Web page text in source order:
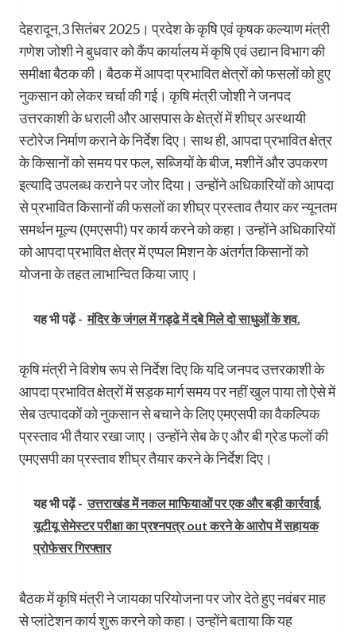
देहरादून,3 सितंबर 2025। प्रदेश के कृषि एवं कृषक कल्याण मंत्री
गणेश जोशी ने बुधवार को कैंप कार्यालय में कृषि एवं उद्यान विभाग की
समीक्षा बैठक की। बैठक में आपदा प्रभावित क्षेत्रों को फसलों को हुए
नुकसान को लेकर चर्चा की गई। कृषि मंत्री जोशी ने जनपद
उत्तरकाशी के धराली और आसपास के क्षेत्रों में शीघ्र अस्थायी
स्टोरेज निर्माण कराने के निर्देश दिए। साथ ही, आपदा प्रभावित क्षेत्र
के किसानों को समय पर फल, सब्जियों के बीज, मशीनें और उपकरण
इत्यादि उपलब्ध कराने पर जोर दिया। उन्होंने अधिकारियों को आपदा
से प्रभावित किसानों की फसलों का शीघ्र प्रस्ताव तैयार कर न्यूनतम
समर्थन मूल्य (एमएसपी) पर कार्य करने को कहा। उन्होंने अधिकारियों
को आपदा प्रभावित क्षेत्र में एप्पल मिशन के अंतर्गत किसानों को
योजना के तहत लाभान्वित किया जाए।
यह भी पढ़ें - मंदिर के जंगल में गड्ढे में दबे मिले दो साधुओं के शव.
कृषि मंत्री ने विशेष रूप से निर्देश दिए कि यदि जनपद उत्तरकाशी के
आपदा प्रभावित क्षेत्रों में सड़क मार्ग समय पर नहीं खुल पाया तो ऐसे में
सेब उत्पादकों को नुकसान से बचाने के लिए एमएसपी का वैकल्पिक
प्रस्ताव भी तैयार रखा जाए। उन्होंने सेब के ए और बी ग्रेड फलों की
एमएसपी का प्रस्ताव शीघ्र तैयार करने के निर्देश दिए।
यह भी पढ़ें - उत्तराखंड में नकल माफियाओं पर एक और बड़ी कार्रवाई,
यूटीयू सेमेस्टर परीक्षा का प्रश्नपत्र out करने के आरोप में सहायक
प्रोफेसर गिरफ्तार
बैठक में कृषि मंत्री ने जायका परियोजना पर जोर देते हुए नवंबर माह
से प्लांटेशन कार्य शुरू करने को कहा। उन्होंने बताया कि यह